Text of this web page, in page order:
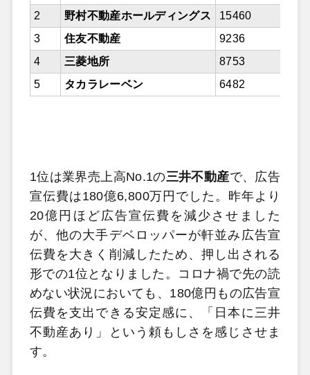
2
野村不動産ホールディングス 15460
3
住友不動産 9236
4
三菱地所 8753
5
タカラレーベン 6482
1位は業界売上高No.1の三井不動産で、広告
宣伝費は180億6,800万円でした。昨年より
20億円ほど広告宣伝費を減少させました
が、他の大手デベロッパーが軒並み広告宣
伝費を大きく削減したため、押し出される
形での1位となりました。コロナ禍で先の読
めない状況においても、180億円もの広告宣
伝費を支出できる安定感に、「日本に三井
不動産あり」という頼もしさを感じさせま
す。